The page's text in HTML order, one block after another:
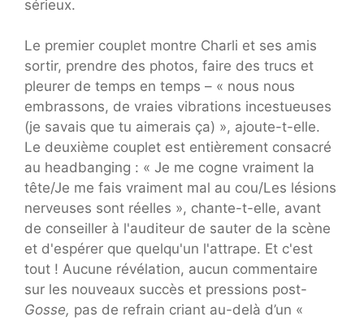
sérieux.
Le premier couplet montre Charli et ses amis
sortir, prendre des photos, faire des trucs et
pleurer de temps en temps – « nous nous
embrassons, de vraies vibrations incestueuses
(je savais que tu aimerais ça) », ajoute-t-elle.
Le deuxième couplet est entièrement consacré
au headbanging : « Je me cogne vraiment la
tête/Je me fais vraiment mal au cou/Les lésions
nerveuses sont réelles », chante-t-elle, avant
de conseiller à l'auditeur de sauter de la scène
et d'espérer que quelqu'un l'attrape. Et c'est
tout ! Aucune révélation, aucun commentaire
sur les nouveaux succès et pressions post-
Gosse, pas de refrain criant au-delà d’un «